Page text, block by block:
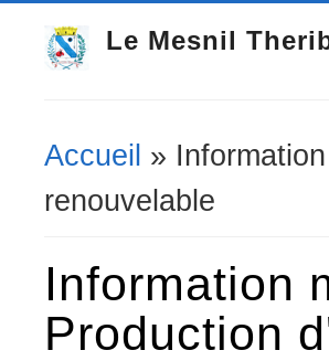
Le Mesnil
Vous êtes ici
Accueil »
renouvelable
Information
Production